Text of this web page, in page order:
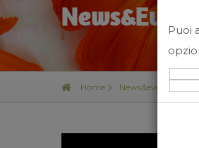
News&Events
Home News&events
Puoi